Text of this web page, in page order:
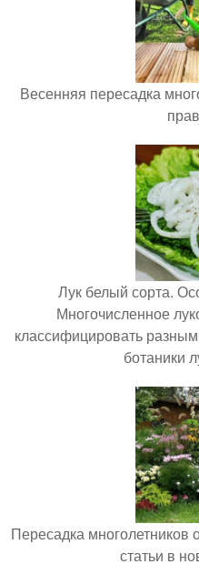
Весенняя пересадка
Лук белый сорта.
Многочисленное
классифицировать
ботаники
Пересадка
статьи в